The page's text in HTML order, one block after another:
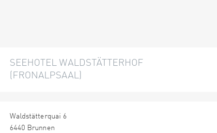
SEEHOTEL WALDSTÄTTERHOF
(FRONALPSAAL)
Waldstätterquai 6
6440 Brunnen